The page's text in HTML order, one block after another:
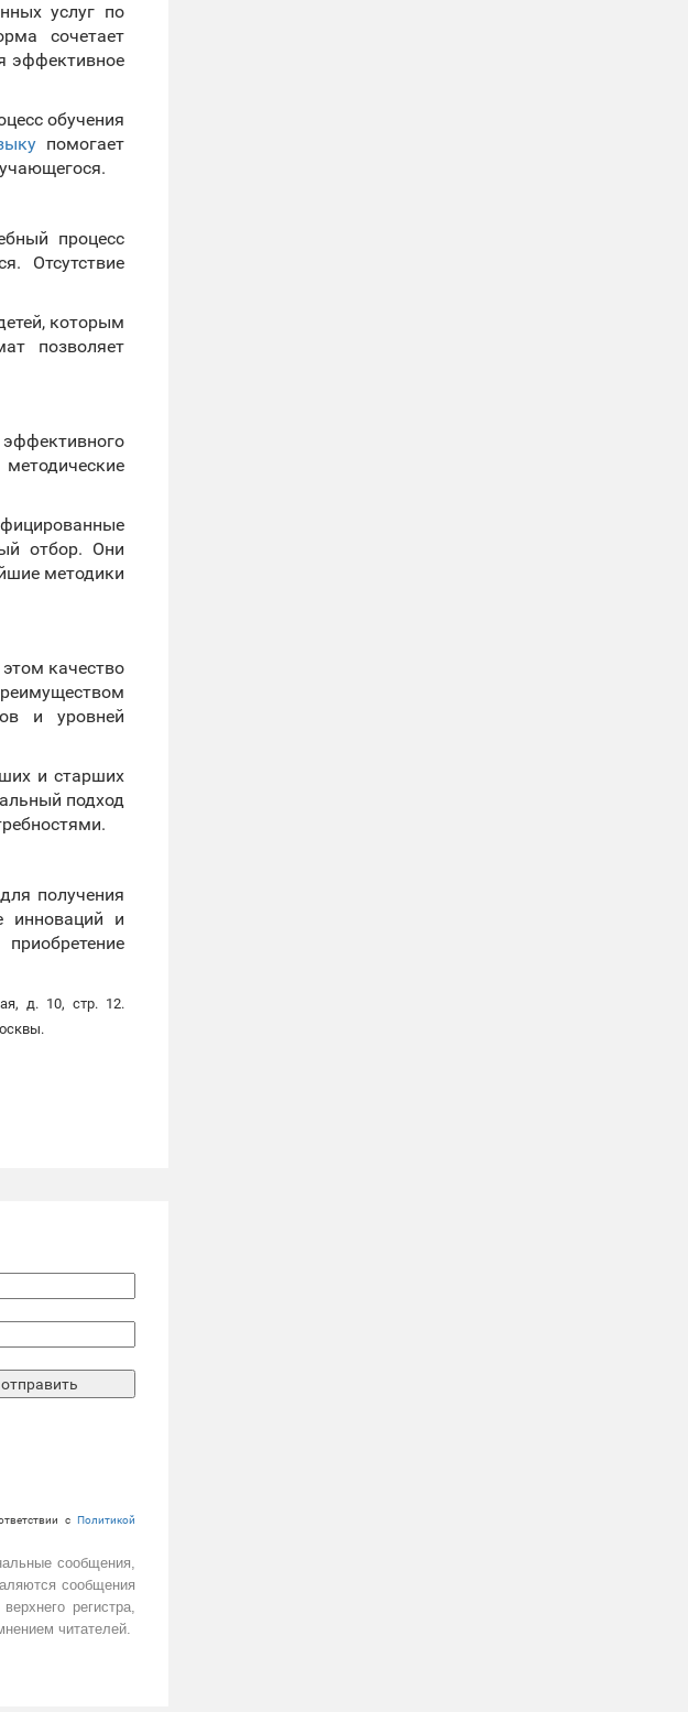
услуг по
сочетает
эффективное
обучения
помогает
процесс
Отсутствие
которым
позволяет
отбор. Они
методики
качество
и уровней
и старших
подход
получения
инноваций и
д. 10, стр. 12.
сПолитикой
сообщения,
сообщения
регистра,
читателей.